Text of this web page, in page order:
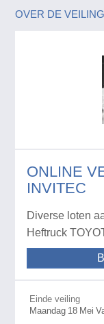
OVER DE VEILING
ONLINE
INVITEC
Diverse loten
Heftruck
Einde veiling
Maandag 18 Mei